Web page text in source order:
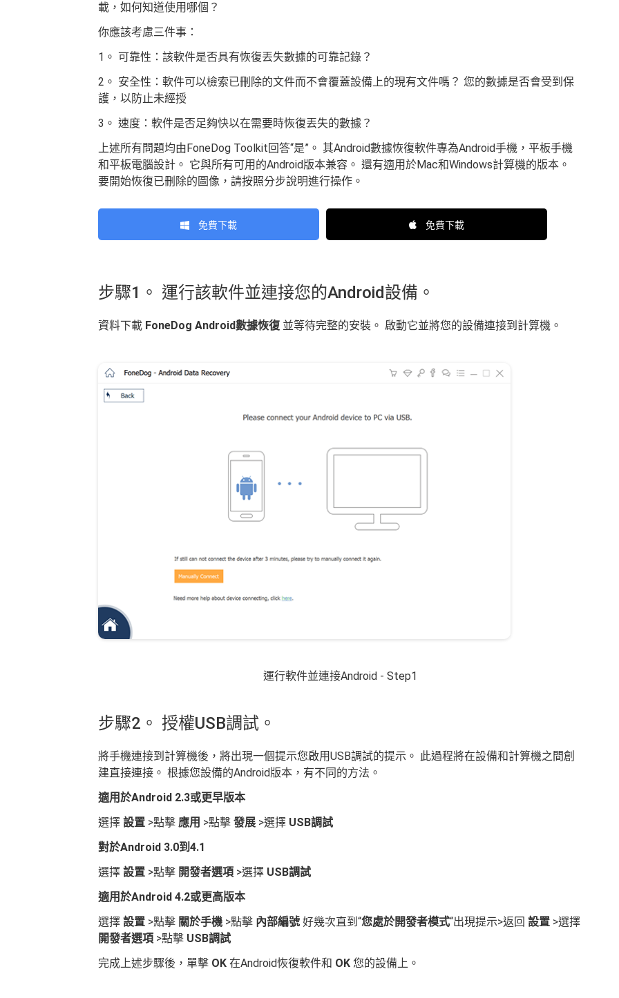
載，如何知道使用哪個？
你應該考慮三件事：
1。 可靠性：該軟件是否具有恢復丟失數據的可靠記錄？
2。 安全性：軟件可以檢索已刪除的文件而不會覆蓋設備上的現有文件嗎？ 您的數據是否會受到保
護，以防止未經授
3。 速度：軟件是否足夠快以在需要時恢復丟失的數據？
上述所有問題均由FoneDog Toolkit回答“是”。 其Android數據恢復軟件專為Android手機，平板手機
和平板電腦設計。 它與所有可用的Android版本兼容。 還有適用於Mac和Windows計算機的版本。
要開始恢復已刪除的圖像，請按照分步說明進行操作。
免費下載 免費下載
步驟1。 運行該軟件並連接您的Android設備。
資料下載 FoneDog Android數據恢復 並等待完整的安裝。 啟動它並將您的設備連接到計算機。
運行軟件並連接Android - Step1
步驟2。 授權USB調試。
將手機連接到計算機後，將出現一個提示您啟用USB調試的提示。 此過程將在設備和計算機之間創
建直接連接。 根據您設備的Android版本，有不同的方法。
適用於Android 2.3或更早版本
選擇 設置 >點擊 應用 >點擊 發展 >選擇 USB調試
對於Android 3.0到4.1
選擇 設置 >點擊 開發者選項 >選擇 USB調試
適用於Android 4.2或更高版本
選擇 設置 >點擊 關於手機 >點擊 內部編號 好幾次直到“您處於開發者模式“出現提示>返回 設置 >選擇
開發者選項 >點擊 USB調試
完成上述步驟後，單擊 OK 在Android恢復軟件和 OK 您的設備上。